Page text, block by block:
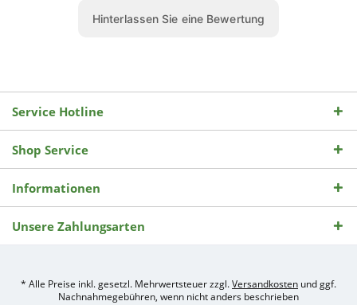
Service Hotline
Shop Service
Informationen
Unsere Zahlungsarten
* Alle Preise inkl. gesetzl. Mehrwertsteuer zzgl.Versandkosten und ggf.
Nachnahmegebühren, wenn nicht anders beschrieben